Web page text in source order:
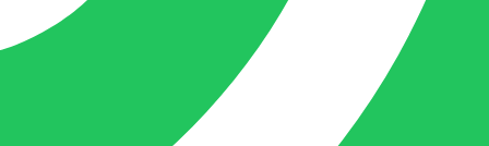
in de winkelwagen.
Go To Shop